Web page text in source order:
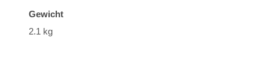
Gewicht
2.1 kg